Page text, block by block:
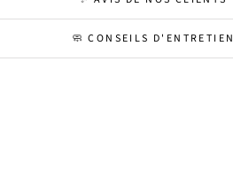
🧼 CONSEILS D'ENTRETIEN